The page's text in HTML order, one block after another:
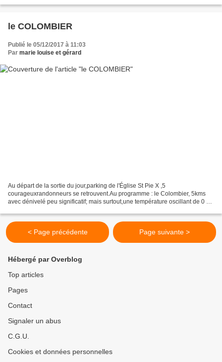
le COLOMBIER
Publié le 05/12/2017 à 11:03
Par marie louise et gérard
Au départ de la sortie du jour,parking de l'Église St Pie X ,5
courageuxrandonneurs se retrouvent.Au programme : le Colombier, 5kms
avec dénivelé peu significatif; mais surtout,une température oscillant de 0 à
< Page précédente Page suivante >
Hébergé par Overblog
Top articles
Pages
Contact
Signaler un abus
C.G.U.
Cookies et données personnelles